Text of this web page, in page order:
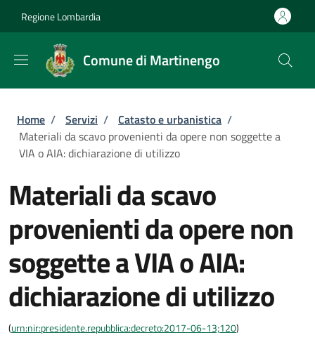
Regione Lombardia
Comune di Martinengo
Briciole di pane
Home / Servizi / Catasto e urbanistica /
Materiali da scavo provenienti da opere non soggette a
VIA o AIA: dichiarazione di utilizzo
Materiali da scavo
provenienti da opere non
soggette a VIA o AIA:
dichiarazione di utilizzo
(urn:nir:presidente.repubblica:decreto:2017-06-13;120)